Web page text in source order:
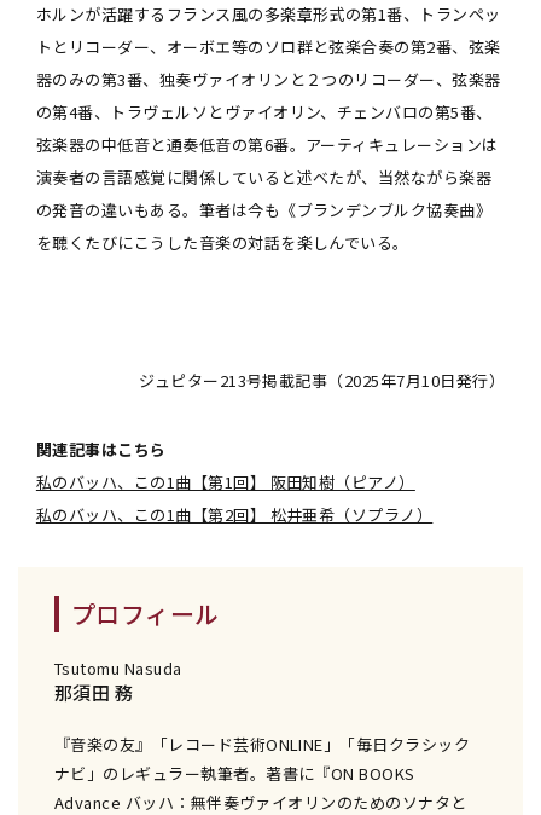
ホルンが活躍するフランス風の多楽章形式の第1番、トランペッ
トとリコーダー、オーボエ等のソロ群と弦楽合奏の第2番、弦楽
器のみの第3番、独奏ヴァイオリンと２つのリコーダー、弦楽器
の第4番、トラヴェルソとヴァイオリン、チェンバロの第5番、
弦楽器の中低音と通奏低音の第6番。アーティキュレーションは
演奏者の言語感覚に関係していると述べたが、当然ながら楽器
の発音の違いもある。筆者は今も《ブランデンブルク協奏曲》
を聴くたびにこうした音楽の対話を楽しんでいる。
ジュピター213号掲載記事（2025年7月10日発行）
関連記事はこちら
私のバッハ、この1曲【第1回】 阪田知樹（ピアノ）
私のバッハ、この1曲【第2回】 松井亜希（ソプラノ）
プロフィール
Tsutomu Nasuda
那須田 務
『音楽の友』「レコード芸術ONLINE」「毎日クラシック
ナビ」のレギュラー執筆者。著書に『ON BOOKS
Advance バッハ：無伴奏ヴァイオリンのためのソナタと